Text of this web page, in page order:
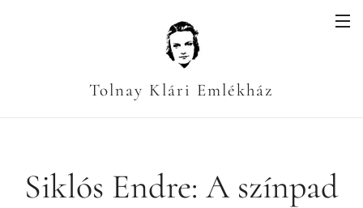
Tolnay Klári Emlékház
Siklós Endre: A színpad